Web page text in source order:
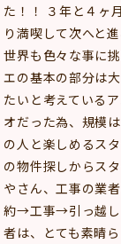
た！！ ３年と４ヶ
り満喫して次へと
世界も色々な事に
エの基本の部分は
たいと考えている
オだった為、規模
の人と楽しめるス
の物件探しからス
やさん、工事の業
約→工事→引っ越し
者は、とても素晴